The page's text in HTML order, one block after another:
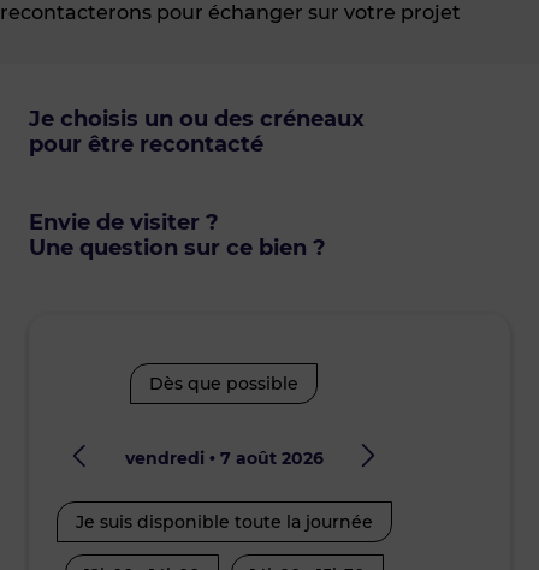
recontacterons pour échanger sur votre projet
Je choisis un ou des créneaux
pour être recontacté
Envie de visiter ?
Une question sur ce bien ?
Dès que possible
vendredi • 7 août 2026
Je suis disponible toute la journée